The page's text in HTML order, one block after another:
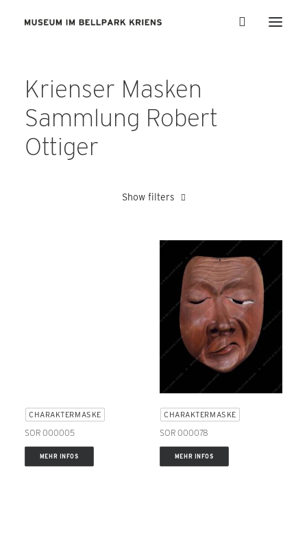
Krienser Masken
Sammlung Robert
Ottiger
Show filters
CHARAKTERMASKE
SOR 000005
MEHR INFOS
CHARAKTERMASKE
SOR 000078
MEHR INFOS